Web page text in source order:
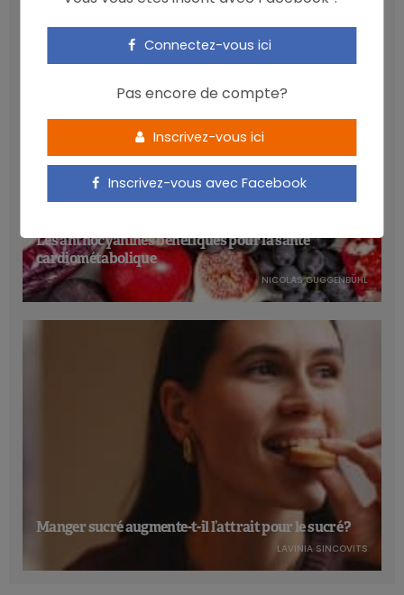
Les anthocyanines bénéfiques pour la santé
cardiométabolique
NICOLAS GUGGENBÜHL
Manger sucré augmente-t-il l’attrait pour le sucré ?
LAVINIA SINCOVITS
Connectez-vous ici
Pas encore de compte?
Inscrivez-vous ici
Inscrivez-vous avec Facebook